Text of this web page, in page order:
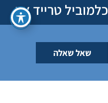
כלמוביל טרייד אין
שאל שאלה